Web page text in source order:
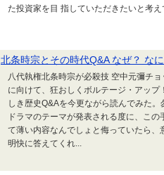
た投資家を目 指していただきたいと考
北条時宗とその時代Q&A なぜ？ な
八代執権北条時宗が必殺技 空中元彌チ
に向けて、狂おしくボルテージ・アッ
しき歴史Q&Aを今更ながら読んでみた
ドラマのテーマが発表される度に、こ
て薄い内容なんでしょと侮っていたら、
明快に答えてくれ...